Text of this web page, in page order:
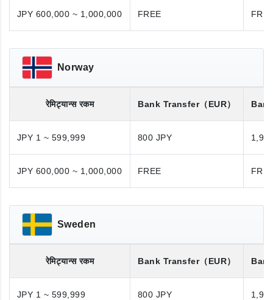
JPY 600,000 ~ 1,000,000 FREE
Norway
रेमिट्यान्स रकम Bank Transfer（EUR）
JPY 1 ~ 599,999 800 JPY
JPY 600,000 ~ 1,000,000 FREE
Sweden
रेमिट्यान्स रकम Bank Transfer（EUR）
JPY 1 ~ 599,999 800 JPY